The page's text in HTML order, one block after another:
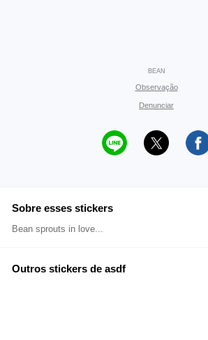
BEAN
Observação
Denunciar
Sobre esses stickers
Bean sprouts in love...
Outros stickers de asdf